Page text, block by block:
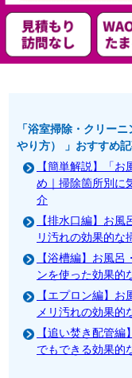
「浴室掃除・クリー
やり方） 」おすすめ
【簡単解説】「
め｜掃除箇所別に
介
【排水口編】お
リ汚れの効果的な
【浴槽編】お風
ンを使った効果的
【エプロン編】
メリ汚れの効果的
【追い焚き配管
でもできる効果的